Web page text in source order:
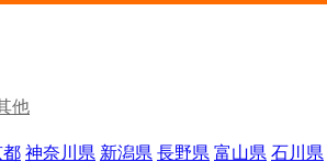
他
都 神奈川県 新潟県 長野県 富山県 石川県